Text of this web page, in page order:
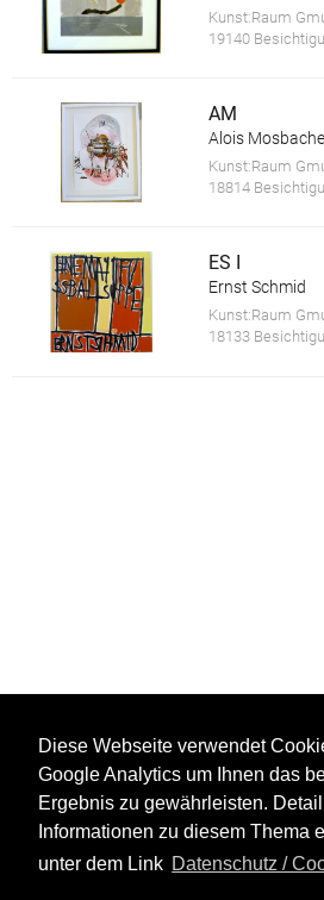
Diese Webseite verwendet
Google Analytics um Ihnen das
Ergebnis zu gewährleisten.
Informationen zu diesem Thema
unter dem Link Datenschutz /
Kunst:Raum
19140
AM
Alois
Kunst:Raum
18814
ES I
Ernst Schmid
Kunst:Raum
18133